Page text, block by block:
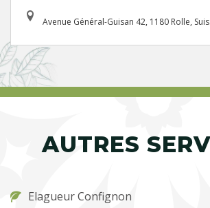
Avenue Général-Guisan 42, 1180 Rolle,
AUTRES
Elagueur Confignon